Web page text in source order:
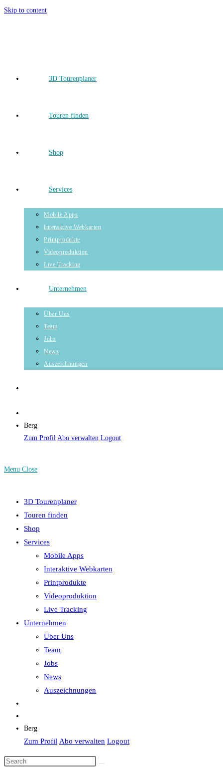
Skip to content
3D Tourenplaner
Touren finden
Shop
Services
Mobile Apps
Interaktive Webkarten
Printprodukte
Videoproduktion
Live Tracking
Unternehmen
Über Uns
Team
Jobs
News
Auszeichnungen
Berg
Zum Profil Abo verwalten Logout
Menu Close
3D Tourenplaner
Touren finden
Shop
Services
Mobile Apps
Interaktive Webkarten
Printprodukte
Videoproduktion
Live Tracking
Unternehmen
Über Uns
Team
Jobs
News
Auszeichnungen
Berg
Zum Profil Abo verwalten Logout